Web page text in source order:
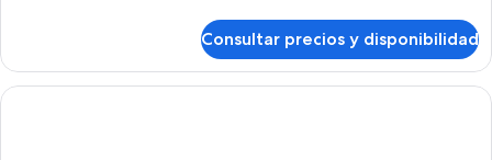
Hotel
Room
Consultar precios y disponibilidad